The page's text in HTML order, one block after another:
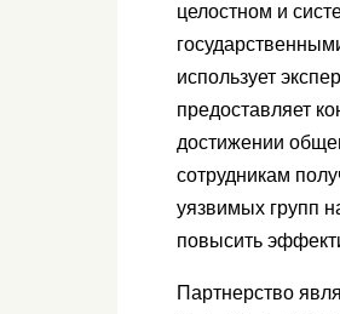
целостном и
использует
предоставляет
достижении
сотрудникам
уязвимых групп
повысить
Партнерство